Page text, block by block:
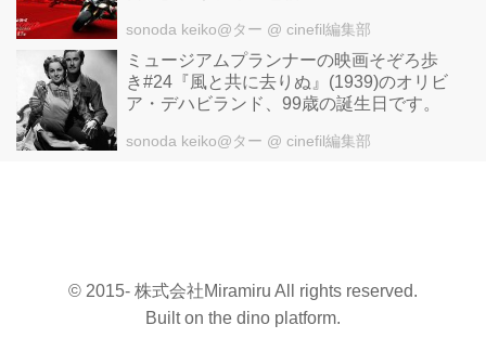
sonoda keiko@ター @ cinefil編集部
ミュージアムプランナーの映画そぞろ歩
き#24『風と共に去りぬ』(1939)のオリビ
ア・デハビランド、99歳の誕生日です。
sonoda keiko@ター @ cinefil編集部
© 2015- 株式会社Miramiru All rights reserved.
Built on the dino platform.